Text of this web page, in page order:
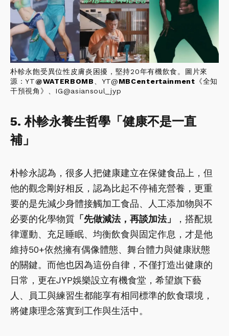
朴軫永飽受異位性皮膚炎困擾，堅持20年有機飲食。圖片來
源：YT@WATERBOMB、YT@MBCentertainment 《全知
干預視角》、IG@asiansoul_jyp
5. 朴軫永養生哲學「健康不是一直
補」
朴軫永認為，很多人把健康建立在保健食品上，但
他的觀念剛好相反，認為比起不停補充營養，更重
要的是先減少身體接觸加工食品、人工添加物與不
必要的化學物質 「先做減法，再談加法」
，搭配規
律運動、充足睡眠、均衡飲食與固定作息，才是他
維持50+依然擁有偶像體態、舞台體力與健康狀態
的關鍵。而他也因為這份自律，不僅打造出健康的
日常，更在JYP娛樂設立有機食堂，希望旗下藝
人、員工與練習生都能享有相同標準的飲食環境，
將健康理念落實到工作與生活中。